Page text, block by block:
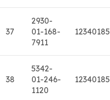
37
2930-
01-168-
7911
12340185
38
5342-
01-246-
1120
12340185